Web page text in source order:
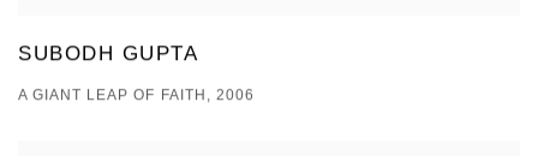
SUBODH GUPTA
A GIANT LEAP OF FAITH, 2006